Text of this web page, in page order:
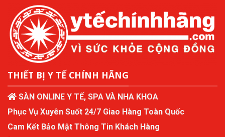
THIẾT BỊ Y TẾ CHÍNH HÃNG
SÀN ONLINE Y TẾ, SPA VÀ NHA KHOA
Phục Vụ Xuyên Suốt 24/7 Giao Hàng Toàn Quốc
Cam Kết Bảo Mật Thông Tin Khách Hàng